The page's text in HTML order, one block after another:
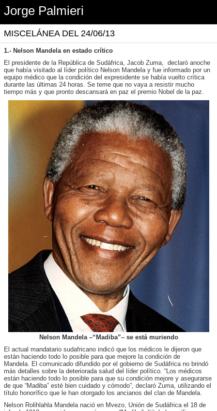
Jorge Palmieri
MISCELÁNEA DEL 24/06/13
1.- Nelson Mandela en estado crítico
El presidente de la República de Sudáfrica, Jacob Zuma, declaró anoche
que había visitado al líder político Nelson Mandela y fue informado por un
equipo médico que la condición del expresidente se había vuelto crítica
durante las últimas 24 horas. Se teme que no vaya a resistir mucho
tiempo más y que pronto descansará en paz el premio Nobel de la paz.
Nelson Mandela –“Madiba”– se está muriendo
El actual mandatario sudafricano indicó que los médicos le dijeron que
están haciendo todo lo posible para que mejore la condición de
Mandela. El comunicado difundido por el gobierno de Sudáfrica no brindó
más detalles sobre la deteriorada salud del líder político. “Los médicos
están haciendo todo lo posible para que su condición mejore y asegurarse
de que “Madiba” esté bien cuidado y cómodo”, declaró Zuma, utilizando el
título honorífico que le han otorgado los ancianos del clan de Mandela.
Nelson Rolihlahla Mandela nació en Mvezo, Unión de Sudáfrica el 18 de